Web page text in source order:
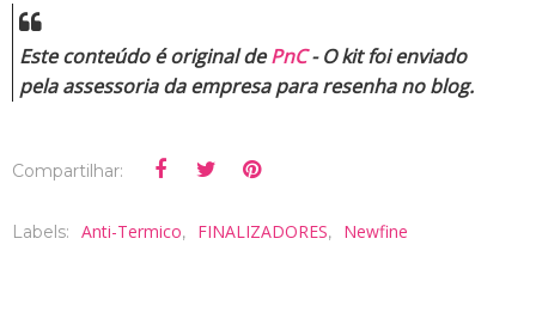
Este conteúdo é original dePnC- O kit foi enviado
pela assessoria da empresa para resenha no blog.
Compartilhar:
Labels: Anti-Termico, FINALIZADORES, Newfine